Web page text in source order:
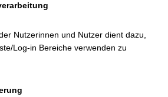
Nutzerinnen und Nutzer dient dazu,
Log-in Bereiche verwenden zu